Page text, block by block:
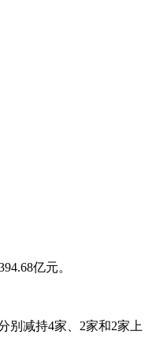
亿元。
别减持4家、2家和2家上